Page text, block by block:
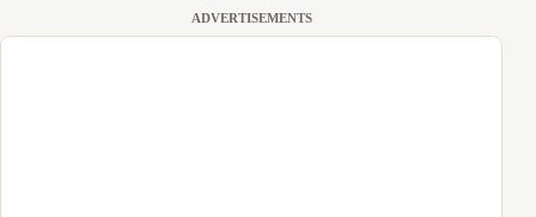
ADVERTISEMENTS